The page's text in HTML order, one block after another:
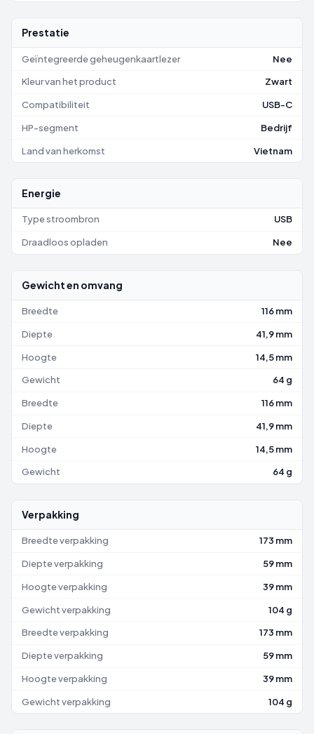
Prestatie
Geïntegreerde geheugenkaartlezer Nee
Kleur van het product Zwart
Compatibiliteit USB-C
HP-segment Bedrijf
Land van herkomst Vietnam
Energie
Type stroombron USB
Draadloos opladen Nee
Gewicht en omvang
Breedte 116 mm
Diepte 41,9 mm
Hoogte 14,5 mm
Gewicht 64 g
Breedte 116 mm
Diepte 41,9 mm
Hoogte 14,5 mm
Gewicht 64 g
Verpakking
Breedte verpakking 173 mm
Diepte verpakking 59 mm
Hoogte verpakking 39 mm
Gewicht verpakking 104 g
Breedte verpakking 173 mm
Diepte verpakking 59 mm
Hoogte verpakking 39 mm
Gewicht verpakking 104 g